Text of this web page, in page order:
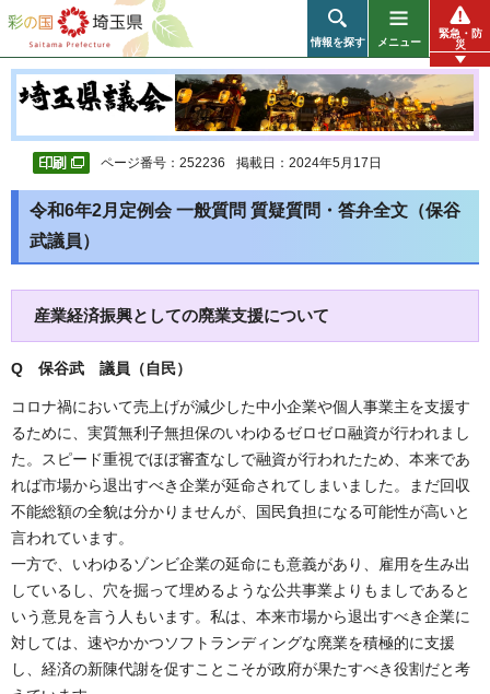
彩の国 埼玉県
情報を探す メニュー
緊急・防
災
ページ番号：252236 掲載日：2024年5月17日
令和6年2月定例会 一般質問 質疑質問・答弁全文（保谷
武議員）
産業経済振興としての廃業支援について
Q 保谷武 議員（自民）
コロナ禍において売上げが減少した中小企業や個人事業主を支援す
るために、実質無利子無担保のいわゆるゼロゼロ融資が行われまし
た。スピード重視でほぼ審査なしで融資が行われたため、本来であ
れば市場から退出すべき企業が延命されてしまいました。まだ回収
不能総額の全貌は分かりませんが、国民負担になる可能性が高いと
言われています。
一方で、いわゆるゾンビ企業の延命にも意義があり、雇用を生み出
しているし、穴を掘って埋めるような公共事業よりもましであると
いう意見を言う人もいます。私は、本来市場から退出すべき企業に
対しては、速やかかつソフトランディングな廃業を積極的に支援
し、経済の新陳代謝を促すことこそが政府が果たすべき役割だと考